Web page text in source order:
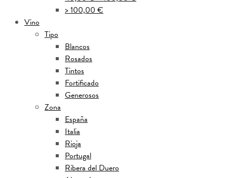
> 100,00 €
Vino
Tipo
Blancos
Rosados
Tintos
Fortificado
Generosos
Zona
España
Italia
Rioja
Portugal
Ribera del Duero